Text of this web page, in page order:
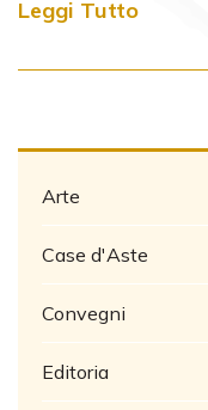
Leggi Tutto
Arte
Case d'Aste
Convegni
Editoria